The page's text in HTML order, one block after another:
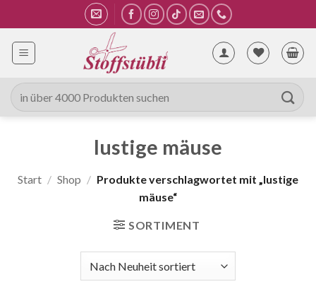
Inhalt
springen
Suche
nach:
lustige mäuse
Start / Shop / Produkte verschlagwortet mit „lustige
mäuse“
SORTIMENT